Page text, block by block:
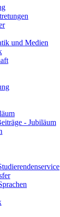
und Medien
- Jubiläum